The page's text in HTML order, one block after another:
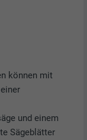
können mit
und einem
Sägeblätter